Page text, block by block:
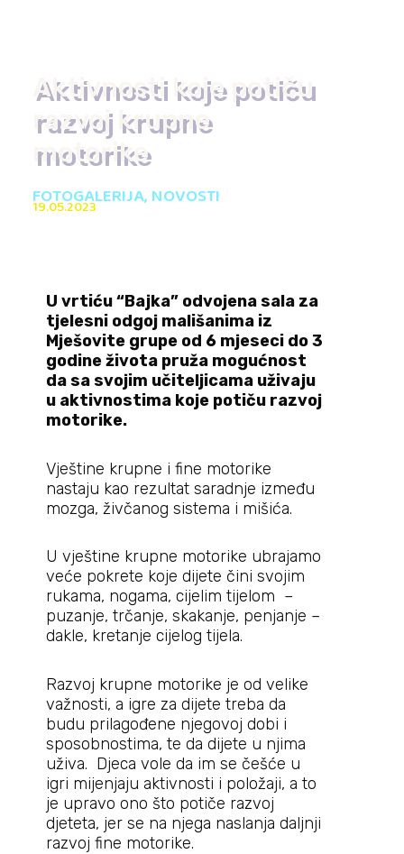
Aktivnosti koje potiču
razvoj krupne
motorike
FOTOGALERIJA,NOVOSTI
19.05.2023
U vrtiću “Bajka” odvojena sala za
tjelesni odgoj mališanima iz
Mješovite grupe od 6 mjeseci do 3
godine života pruža mogućnost
da sa svojim učiteljicama uživaju
u aktivnostima koje potiču razvoj
motorike.
Vještine krupne i fine motorike
nastaju kao rezultat saradnje između
mozga, živčanog sistema i mišića.
U vještine krupne motorike ubrajamo
veće pokrete koje dijete čini svojim
rukama, nogama, cijelim tijelom –
puzanje, trčanje, skakanje, penjanje –
dakle, kretanje cijelog tijela.
Razvoj krupne motorike je od velike
važnosti, a igre za dijete treba da
budu prilagođene njegovoj dobi i
sposobnostima, te da dijete u njima
uživa. Djeca vole da im se češće u
igri mijenjaju aktivnosti i položaji, a to
je upravo ono što potiče razvoj
djeteta, jer se na njega naslanja daljnji
razvoj fine motorike.